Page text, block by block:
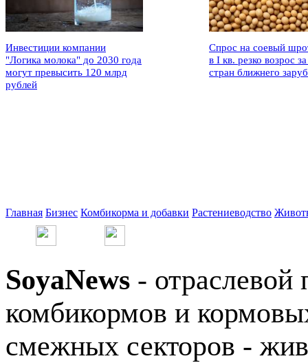
Инвестиции компании
"Логика молока" до 2030 года
могут превысить 120 млрд
рублей
Спрос на соевый
в I кв. резко возрос
стран ближнего
Главная Бизнес Комбикорма и добавки Растениеводство
SoyaNews - отраслевой
комбикормов и
смежных секторов -